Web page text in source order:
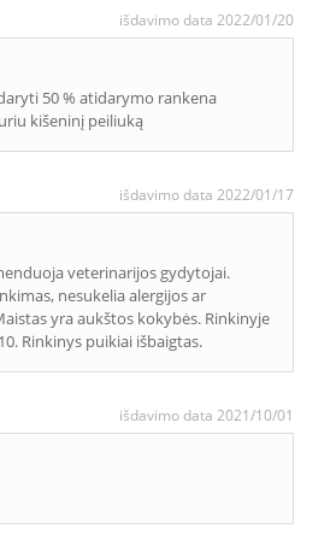
išdavimo data 2022/01/20
50 % atidarymo rankena
kišeninį peiliuką
išdavimo data 2022/01/17
veterinarijos gydytojai.
nesukelia alergijos ar
yra aukštos kokybės. Rinkinyje
Rinkinys puikiai išbaigtas.
išdavimo data 2021/10/01